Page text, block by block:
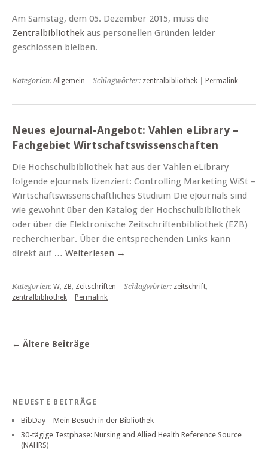
Am Samstag, dem 05. Dezember 2015, muss die
Zentralbibliothek aus personellen Gründen leider
geschlossen bleiben.
Kategorien: Allgemein | Schlagwörter: zentralbibliothek Permalink
Neues eJournal-Angebot: Vahlen eLibrary –
Fachgebiet Wirtschaftswissenschaften
Die Hochschulbibliothek hat aus der Vahlen eLibrary
folgende eJournals lizenziert: Controlling Marketing WiSt –
Wirtschaftswissenschaftliches Studium Die eJournals sind
wie gewohnt über den Katalog der Hochschulbibliothek
oder über die Elektronische Zeitschriftenbibliothek (EZB)
recherchierbar. Über die entsprechenden Links kann
direkt auf … Weiterlesen →
Kategorien: W, ZB, Zeitschriften | Schlagwörter: zeitschrift,
zentralbibliothek
Permalink
← Ältere Beiträge
NEUESTE BEITRÄGE
BibDay – Mein Besuch in der Bibliothek
30-tägige Testphase: Nursing and Allied Health Reference Source
(NAHRS)